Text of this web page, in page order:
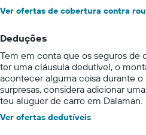
Ver ofertas de cobertura contra
Deduções
Tem em conta que os seguros de
ter uma cláusula dedutível, o
acontecer alguma coisa durante o
surpresas, considera adicionar
teu aluguer de carro em Dalaman.
Ver ofertas dedutíveis